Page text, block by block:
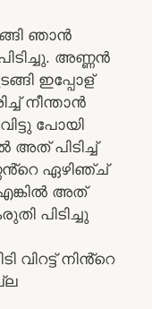
ഞാൻ
അണ്ണൻ
ഇപ്പോള്
നീന്താൻ
പോയി
അത് പിടിച്ച്
ഏഴിഞ്ച്
അത്
പിടിച്ചു
വിറട്ട് നിൻ്റെ